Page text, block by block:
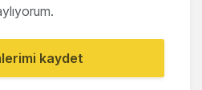
kaydet